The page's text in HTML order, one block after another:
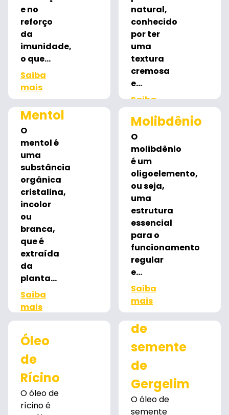
e no
reforço
da
imunidade,
o que...
Saiba
mais
natural,
conhecido
por ter
uma
textura
cremosa
e...
Saiba
Mentol
O
mentol é
uma
substância
orgânica
cristalina,
incolor
ou
branca,
que é
extraída
da
planta...
Saiba
mais
Molibdênio
O
molibdênio
é um
oligoelemento,
ou seja,
uma
estrutura
essencial
para o
funcionamento
regular
e...
Saiba
mais
Óleo
de
Rícino
O óleo de
rícino é
Óleo
de
semente
de
Gergelim
O óleo de
semente